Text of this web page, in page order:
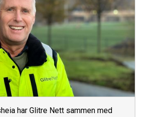
har Glitre Nett sammen med